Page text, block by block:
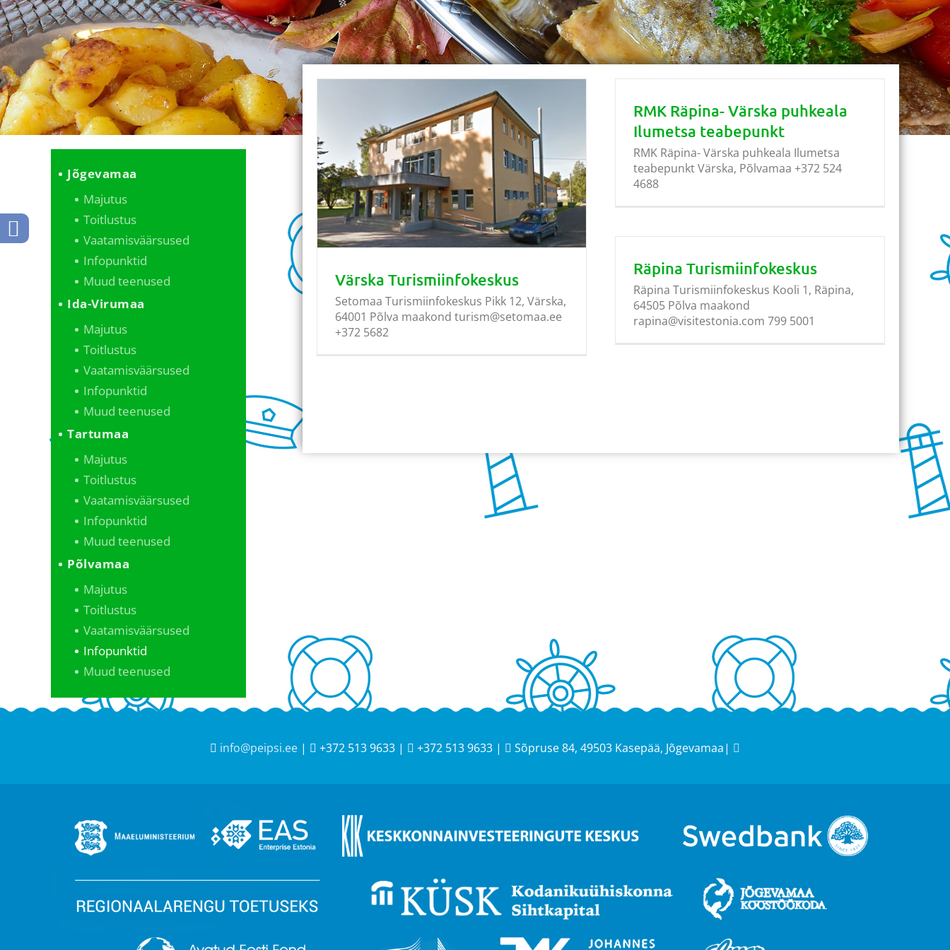
Värska Turismiinfokeskus
Setomaa Turismiinfokeskus Pikk 12, Värska,
64001 Põlva maakond turism@setomaa.ee
+372 5682
RMK Räpina- Värska puhkeala
Ilumetsa teabepunkt
RMK Räpina- Värska puhkeala Ilumetsa
teabepunkt Värska, Põlvamaa +372 524
4688
Räpina Turismiinfokeskus
Räpina Turismiinfokeskus Kooli 1, Räpina,
64505 Põlva maakond
rapina@visitestonia.com 799 5001
Jõgevamaa
Majutus
Toitlustus
Vaatamisväärsused
Infopunktid
Muud teenused
Ida-Virumaa
Majutus
Toitlustus
Vaatamisväärsused
Infopunktid
Muud teenused
Tartumaa
Majutus
Toitlustus
Vaatamisväärsused
Infopunktid
Muud teenused
Põlvamaa
Majutus
Toitlustus
Vaatamisväärsused
Infopunktid
Muud teenused
info@peipsi.ee | +372 513 9633 | +372 513 9633 | Sõpruse 84, 49503 Kasepää, Jõgevamaa|